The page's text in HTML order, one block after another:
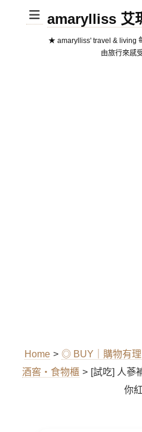
amarylliss 艾
★ amarylliss' travel & living
由旅行來感
Home > ◎ BUY｜購物有
酒窖‧食物櫃 > [試吃] 人蔘
你